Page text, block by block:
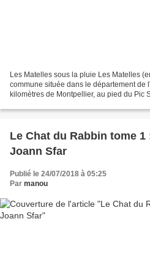
Les Matelles sous la pluie Les Matelles
commune située dans le département de
kilomètres de Montpellier, au pied du Pic
Le Chat du Rabbin tome
Joann Sfar
Publié le 24/07/2018 à 05:25
Par manou